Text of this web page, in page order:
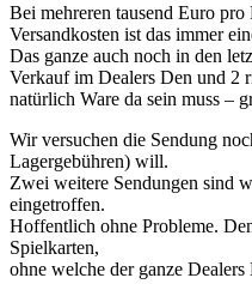
Bei mehreren tausend Euro
Versandkosten ist das immer
Das ganze auch noch in den
Verkauf im Dealers Den und 2
natürlich Ware da sein muss –
Wir versuchen die Sendung
Lagergebühren) will.
Zwei weitere Sendungen sind
eingetroffen.
Hoffentlich ohne Probleme.
Spielkarten,
ohne welche der ganze